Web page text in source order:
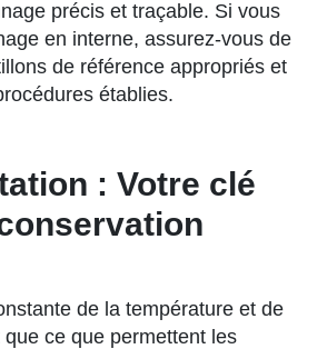
précis et traçable. Si vous
en interne, assurez-vous de
de référence appropriés et
établies.
: Votre clé
de la température et de
que ce que permettent les